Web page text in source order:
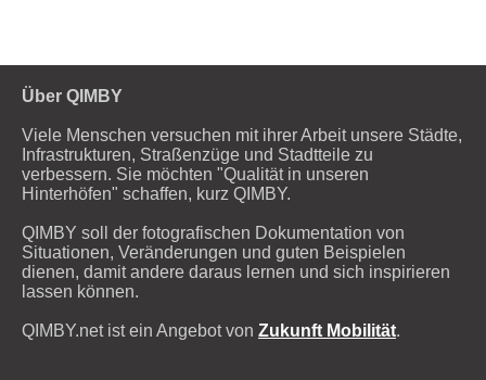
Über QIMBY
Viele Menschen versuchen mit ihrer Arbeit unsere Städte,
Infrastrukturen, Straßenzüge und Stadtteile zu
verbessern. Sie möchten "Qualität in unseren
Hinterhöfen" schaffen, kurz QIMBY.
QIMBY soll der fotografischen Dokumentation von
Situationen, Veränderungen und guten Beispielen
dienen, damit andere daraus lernen und sich inspirieren
lassen können.
QIMBY.net ist ein Angebot von Zukunft Mobilität.